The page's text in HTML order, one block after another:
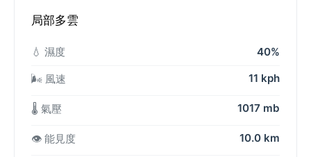
局部多雲
💧 濕度 40%
🌬️ 風速 11 kph
🌡️ 氣壓 1017 mb
👁️ 能見度 10.0 km